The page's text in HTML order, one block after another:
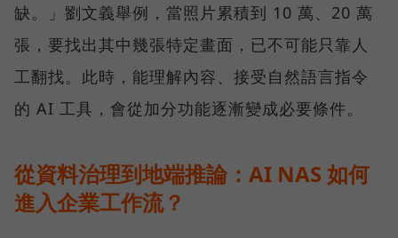
缺。」劉文義舉例，當照片累積到 10 萬、20 萬
張，要找出其中幾張特定畫面，已不可能只靠人
工翻找。此時，能理解內容、接受自然語言指令
的 AI 工具，會從加分功能逐漸變成必要條件。
從資料治理到地端推論：AI NAS 如何
進入企業工作流？